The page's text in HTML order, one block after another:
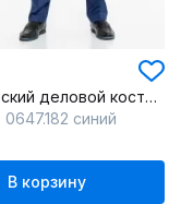
Классический деловой костюм двойка с приталенным силуэтом
0647.182 синий
В корзину